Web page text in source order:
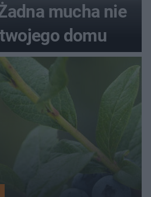
mucha nie
domu